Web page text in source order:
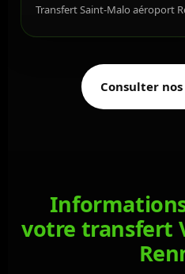
Transfert Saint-Malo aéroport
Consulter
votre transfert